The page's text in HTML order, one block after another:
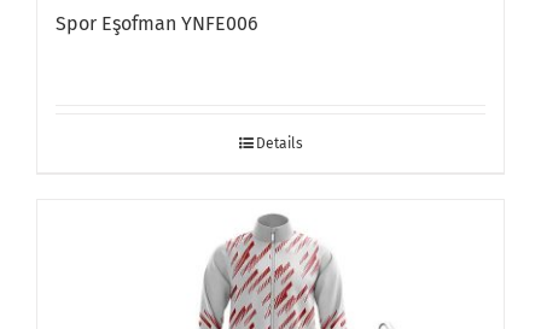
Spor Eşofman YNFE006
Details